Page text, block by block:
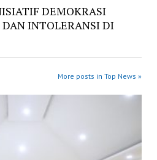
DEMOKRASI
INTOLERANSI DI
More posts in Top News »